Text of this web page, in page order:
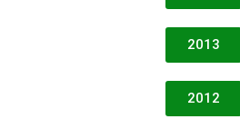
2013
2012